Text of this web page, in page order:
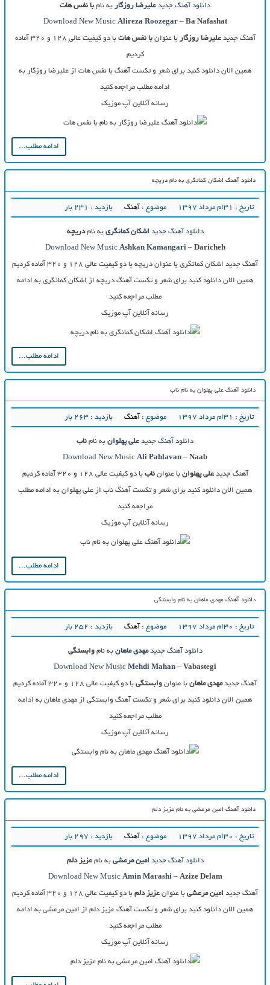
دانلود آهنگ جدید علیرضا روزگار به نام با نفس هات
Download New Music Alireza Roozegar– Ba Nafashat
آهنگ جدیدعلیرضا روزگار با عنوانبا نفس هات با دو کیفیت عالی ۱۲۸ و ۳۲۰ آماده
کردیم
همین الان دانلود کنید برای شعر و تکست آهنگ با نفس هات از علیرضا روزگار به
ادامه مطلب مراجعه کنید
رسانه آنلاین آپ موزیک
ادامه مطلب...
دانلود آهنگ اشکان کمانگری به نام دریچه
تاریخ : ۳۱ام مرداد ۱۳۹۷ موضوع : آهنگ بازدید : 231 بار
دانلود آهنگ جدید اشکان کمانگری به نامدریچه
Download New Music Ashkan Kamangari–Daricheh
آهنگ جدید اشکان کمانگری با عنوان دریچه با دو کیفیت عالی ۱۲۸ و ۳۲۰ آماده کردیم
همین الان دانلود کنید برای شعر و تکست آهنگ دریچه از اشکان کمانگری به ادامه
مطلب مراجعه کنید
رسانه آنلاین آپ موزیک
ادامه مطلب...
دانلود آهنگ علی پهلوان به نام ناب
تاریخ : ۳۱ام مرداد ۱۳۹۷ موضوع : آهنگ بازدید : 263 بار
دانلود آهنگ جدید علی پهلوان به نام ناب
Download New Music Ali Pahlavan – Naab
آهنگ جدیدعلی پهلوان با عنوانناب با دو کیفیت عالی ۱۲۸ و ۳۲۰ آماده کردیم
همین الان دانلود کنید برای شعر و تکست آهنگ ناب از علی پهلوان به ادامه مطلب
مراجعه کنید
رسانه آنلاین آپ موزیک
ادامه مطلب...
دانلود آهنگ مهدی ماهان به نام وابستگی
تاریخ : ۳۰ام مرداد ۱۳۹۷ موضوع : آهنگ بازدید : 252 بار
دانلود آهنگ جدید مهدی ماهان به ناموابستگی
Download New Music Mehdi Mahan – Vabastegi
آهنگ جدیدمهدی ماهان با عنوان وابستگی با دو کیفیت عالی ۱۲۸ و ۳۲۰ آماده کردیم
همین الان دانلود کنید برای شعر و تکست آهنگ وابستگی از مهدی ماهان به ادامه
مطلب مراجعه کنید
رسانه آنلاین آپ موزیک
ادامه مطلب...
دانلود آهنگ امین مرعشی به نام عزیز دلم
تاریخ : ۳۰ام مرداد ۱۳۹۷ موضوع : آهنگ بازدید : 297 بار
دانلود آهنگ جدید امین مرعشی به نامعزیز دلم
Download New Music Amin Marashi– Azize Delam
آهنگ جدید امین مرعشی با عنوان عزیز دلم با دو کیفیت عالی ۱۲۸ و ۳۲۰ آماده کردیم
همین الان دانلود کنید برای شعر و تکست آهنگ عزیز دلم از امین مرعشی به ادامه
مطلب مراجعه کنید
رسانه آنلاین آپ موزیک